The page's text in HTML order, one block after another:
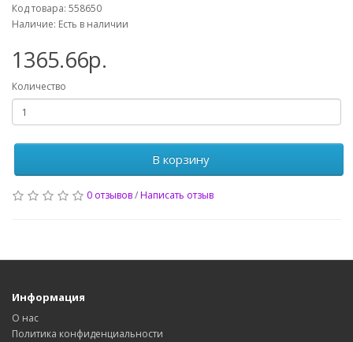
Код товара: 558650
Наличие: Есть в наличии
1365.66р.
Количество
В корзину
0 отзывов/Написать отзыв
Информация
О нас
Политика конфиденциальности